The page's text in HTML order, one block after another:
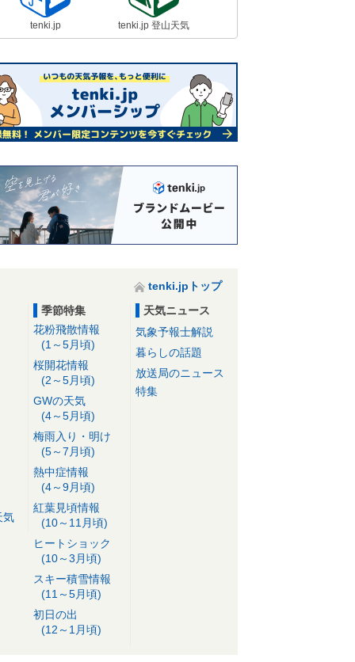
tenki.jp tenki.jp 登山天気
tenki.jpトップ
気
季節特集
花粉飛散情報
(1～5月頃)
桜開花情報
(2～5月頃)
GWの天気
(4～5月頃)
梅雨入り・明け
(5～7月頃)
熱中症情報
(4～9月頃)
紅葉見頃情報
(10～11月頃)
ヒートショック
(10～3月頃)
スキー積雪情報
(11～5月頃)
初日の出
(12～1月頃)
天気ニュース
気象予報士解説
暮らしの話題
放送局のニュース
特集